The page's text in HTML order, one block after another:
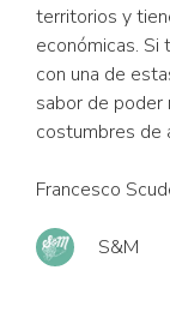
territorios y
económicas.
con una de
sabor de poder
costumbres de
Francesco
S&M